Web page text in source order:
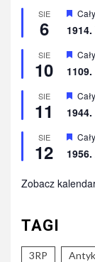
SIE
6
SIE
10
SIE
11
SIE
12
Zobacz
TAGI
3RP